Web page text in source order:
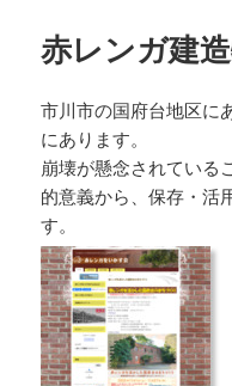
ー
赤レンガ建
市川市の国府台地区に
にあります。
崩壊が懸念されている
的意義から、保存・活
す。